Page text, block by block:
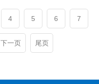
4 5 6 7
下一页 尾页